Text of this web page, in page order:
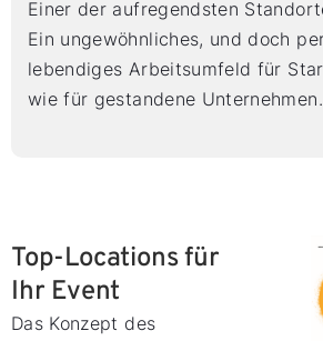
Einer der aufregendsten
Ein ungewöhnliches, und doch
lebendiges Arbeitsumfeld für
wie für gestandene Unternehmen.
Top-Locations für
Ihr Event
Das Konzept des